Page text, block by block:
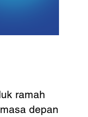
ramah
depan